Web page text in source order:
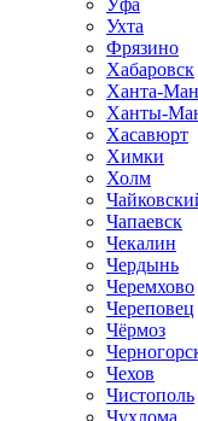
Уфа
Ухта
Фрязино
Хабаровск
Ханта-
Ханты-
Хасавюрт
Химки
Холм
Чапаевск
Чекалин
Чердынь
Черемхово
Череповец
Чёрмоз
Чехов
Чистополь
Чухлома